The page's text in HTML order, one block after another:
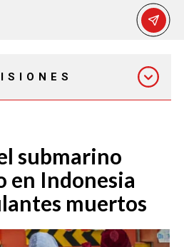
PM
7:00 PM
submarino
en Indonesia
muertos